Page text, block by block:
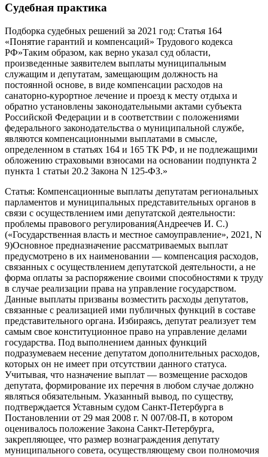
Судебная практика
Подборка судебных решений за 2021 год: Статья 164
«Понятие гарантий и компенсаций» Трудового кодекса
РФ»Таким образом, как верно указал суд области,
произведенные заявителем выплаты муниципальным
служащим и депутатам, замещающим должность на
постоянной основе, в виде компенсации расходов на
санаторно-курортное лечение и проезд к месту отдыха и
обратно установлены законодательными актами субъекта
Российской Федерации и в соответствии с положениями
федерального законодательства о муниципальной службе,
являются компенсационными выплатами в смысле,
определенном в статьях 164 и 165 ТК РФ, и не подлежащими
обложению страховыми взносами на основании подпункта 2
пункта 1 статьи 20.2 Закона N 125-ФЗ.»
Статья: Компенсационные выплаты депутатам региональных
парламентов и муниципальных представительных органов в
связи с осуществлением ими депутатской деятельности:
проблемы правового регулирования(Андреечев И. С.)
(«Государственная власть и местное самоуправление», 2021, N
9)Основное предназначение рассматриваемых выплат
предусмотрено в их наименовании — компенсация расходов,
связанных с осуществлением депутатской деятельности, а не
форма оплаты за распоряжение своими способностями к труду
в случае реализации права на управление государством.
Данные выплаты призваны возместить расходы депутатов,
связанные с реализацией ими публичных функций в составе
представительного органа. Избираясь, депутат реализует тем
самым свое конституционное право на управление делами
государства. Под выполнением данных функций
подразумеваем несение депутатом дополнительных расходов,
которых он не имеет при отсутствии данного статуса.
Учитывая, что назначение выплат — возмещение расходов
депутата, формирование их перечня в любом случае должно
являться обязательным. Указанный вывод, по существу,
подтверждается Уставным судом Санкт-Петербурга в
Постановлении от 29 мая 2008 г. N 007/08-П, в котором
оценивалось положение Закона Санкт-Петербурга,
закрепляющее, что размер вознаграждения депутату
муниципального совета, осуществляющему свои полномочия